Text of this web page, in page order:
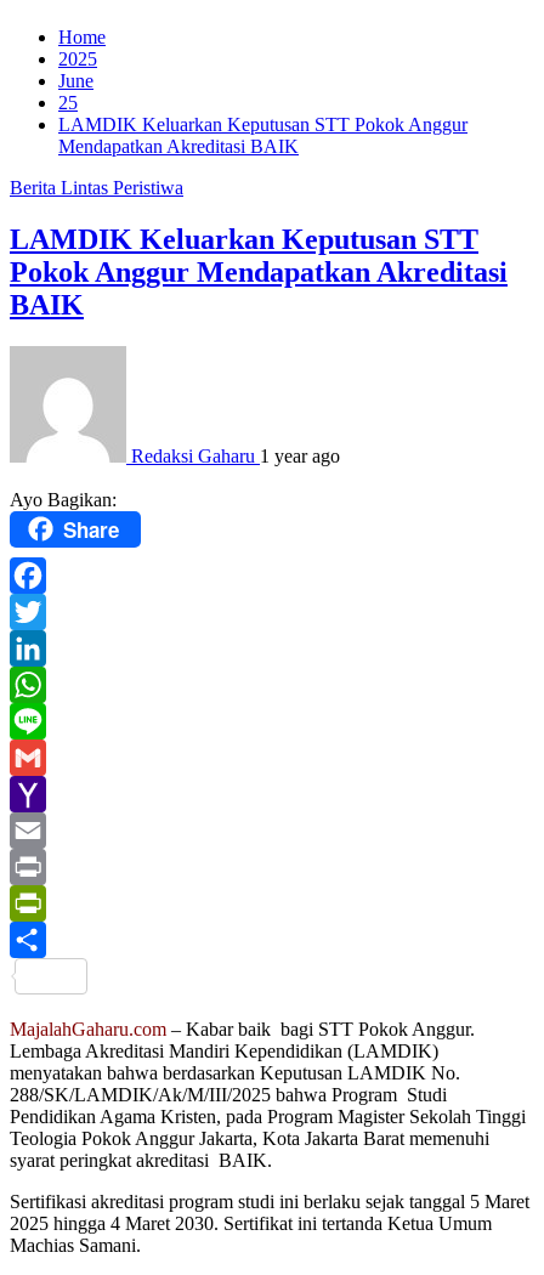
Home
2025
June
25
LAMDIK Keluarkan Keputusan STT Pokok Anggur
Mendapatkan Akreditasi BAIK
Berita Lintas Peristiwa
LAMDIK Keluarkan Keputusan STT
Pokok Anggur Mendapatkan Akreditasi
BAIK
Redaksi Gaharu 1 year ago
Ayo Bagikan:
Share
Facebook
Twitter
LinkedIn
WhatsApp
Line
Gmail
Yahoo
Mail
Email
Print
PrintFriendly
MajalahGaharu.com – Kabar baik bagi STT Pokok Anggur.
Lembaga Akreditasi Mandiri Kependidikan (LAMDIK)
menyatakan bahwa berdasarkan Keputusan LAMDIK No.
288/SK/LAMDIK/Ak/M/III/2025 bahwa Program Studi
Pendidikan Agama Kristen, pada Program Magister Sekolah Tinggi
Teologia Pokok Anggur Jakarta, Kota Jakarta Barat memenuhi
syarat peringkat akreditasi BAIK.
Sertifikasi akreditasi program studi ini berlaku sejak tanggal 5 Maret
2025 hingga 4 Maret 2030. Sertifikat ini tertanda Ketua Umum
Machias Samani.